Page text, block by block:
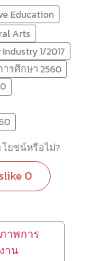
Education
Arts
1/2017
รศึกษา 2560
ยชน์หรือไม่?
0
าพการ
าน